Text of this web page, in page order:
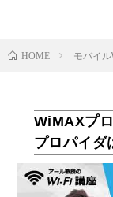
HOME モバイ
WiMAXプ
プロパイダ